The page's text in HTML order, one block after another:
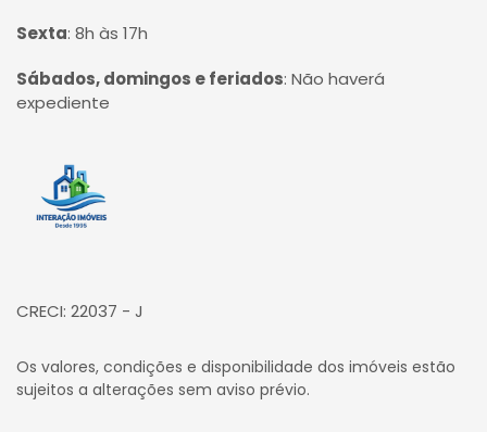
Sexta: 8h às 17h
Sábados, domingos e feriados: Não haverá
expediente
Página inicial
CRECI: 22037 - J
Os valores, condições e disponibilidade dos imóveis estão
sujeitos a alterações sem aviso prévio.